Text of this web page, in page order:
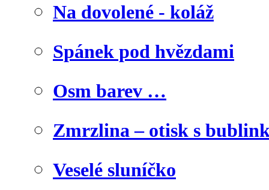
Na dovolené - koláž
Spánek pod hvězdami
Osm barev …
Zmrzlina – otisk s
Veselé sluníčko